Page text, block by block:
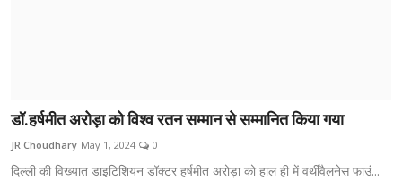
मनोरंजन
टेक
डॉ.हर्षमीत अरोड़ा को विश्व रतन सम्मान से सम्मानित किया गया
JR Choudhary May 1, 2024 0
दिल्ली की विख्यात डाइटिशियन डॉक्टर हर्षमीत अरोड़ा को हाल ही में वर्थीवैलनेस फाउं...